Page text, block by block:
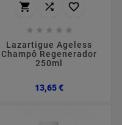
  
    
Lazartigue Ageless
Champô Regenerador
250ml
13,65 €Preço